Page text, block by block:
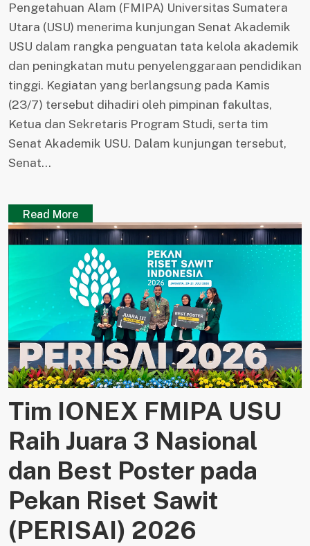
Pengetahuan Alam (FMIPA) Universitas Sumatera
Utara (USU) menerima kunjungan Senat Akademik
USU dalam rangka penguatan tata kelola akademik
dan peningkatan mutu penyelenggaraan pendidikan
tinggi. Kegiatan yang berlangsung pada Kamis
(23/7) tersebut dihadiri oleh pimpinan fakultas,
Ketua dan Sekretaris Program Studi, serta tim
Senat Akademik USU. Dalam kunjungan tersebut,
Senat...
Read More
Tim IONEX FMIPA USU
Raih Juara 3 Nasional
dan Best Poster pada
Pekan Riset Sawit
(PERISAI) 2026